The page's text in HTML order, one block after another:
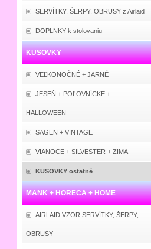
SERVÍTKY, ŠERPY, OBRUSY z Airlaid
DOPLNKY k stolovaniu
KUSOVKY
VEĽKONOČNÉ + JARNÉ
JESEŇ + POĽOVNÍCKE +
HALLOWEEN
SAGEN + VINTAGE
VIANOCE + SILVESTER + ZIMA
KUSOVKY ostatné
MANK + HORECA + HOME
AIRLAID VZOR SERVÍTKY, ŠERPY,
OBRUSY